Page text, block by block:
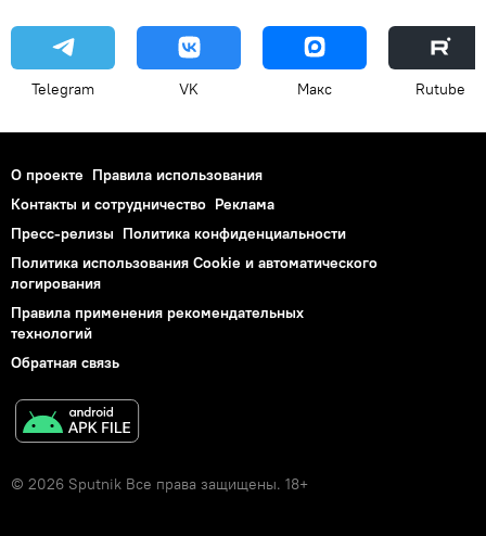
Telegram VK Макс Rutube
О проекте Правила использования
Контакты и сотрудничество Реклама
Пресс-релизы Политика конфиденциальности
Политика использования Cookie и автоматического
логирования
Правила применения рекомендательных
технологий
Обратная связь
© 2026 Sputnik Все права защищены. 18+